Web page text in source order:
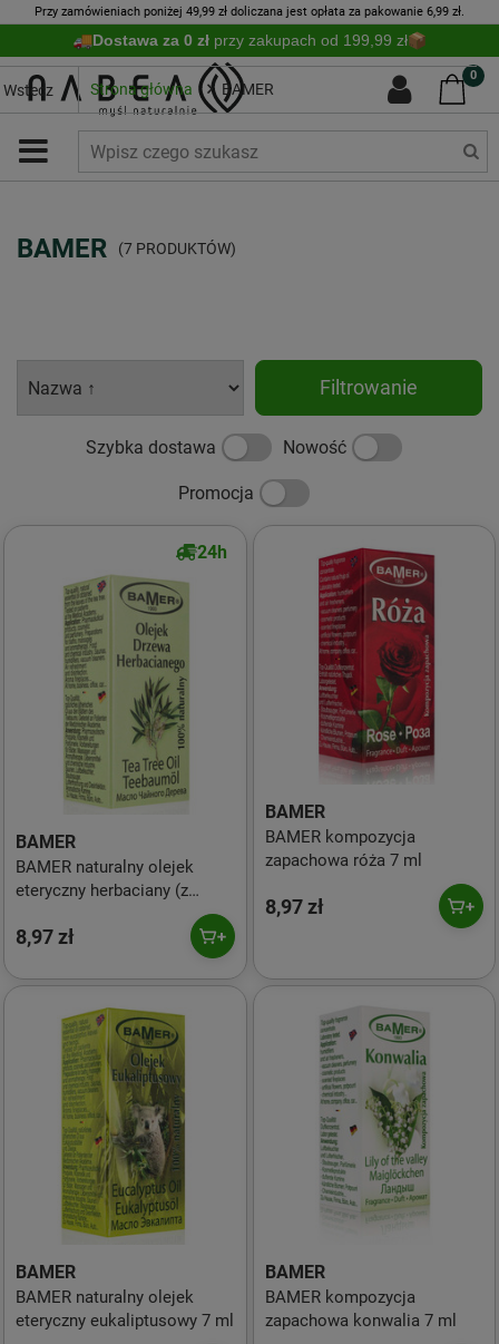
Przy zamówieniach poniżej 49,99 zł doliczana jest opłata za pakowanie 6,99 zł.
Dostawa za 0 zł przy zakupach od 199,99 zł
0
Wstecz Strona główna BAMER
BAMER (7 PRODUKTÓW)
Filtrowanie
Szybka dostawa Nowość
Promocja
24h
BAMER
BAMER naturalny olejek
eteryczny herbaciany (z
8,97 zł
BAMER
BAMER kompozycja
zapachowa róża 7 ml
8,97 zł
BAMER
BAMER naturalny olejek
eteryczny eukaliptusowy 7 ml
BAMER
BAMER kompozycja
zapachowa konwalia 7 ml